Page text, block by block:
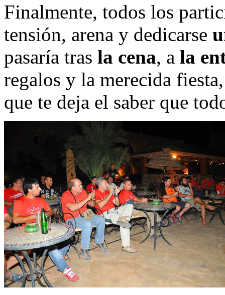
Finalmente, todos los
tensión, arena y dedicarse
pasaría tras la cena, a la
regalos y la merecida
que te deja el saber que